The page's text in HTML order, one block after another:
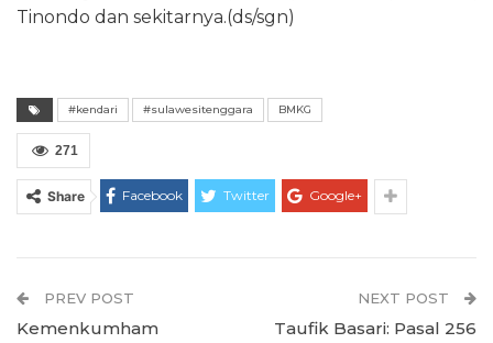
Tinondo dan sekitarnya.(ds/sgn)
#kendari #sulawesitenggara BMKG
271
Share Facebook Twitter Google+
PREV POST
Kemenkumham
NEXT POST
Taufik Basari: Pasal 256